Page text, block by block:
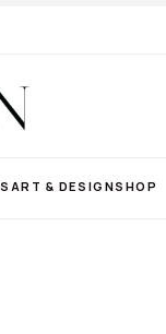
ART & DESIGNSHOP